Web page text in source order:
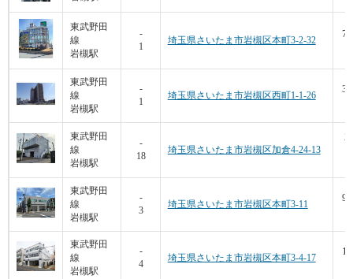
東武野田
線
岩槻駅
-
1
埼玉県さいたま市岩槻区本町3-2-32
東武野田
線
岩槻駅
-
1
埼玉県さいたま市岩槻区西町1-1-26
東武野田
線
岩槻駅
-
18
埼玉県さいたま市岩槻区加倉4-24-13
東武野田
線
岩槻駅
-
3
埼玉県さいたま市岩槻区本町3-11
東武野田
線
岩槻駅
-
4
埼玉県さいたま市岩槻区本町3-4-17